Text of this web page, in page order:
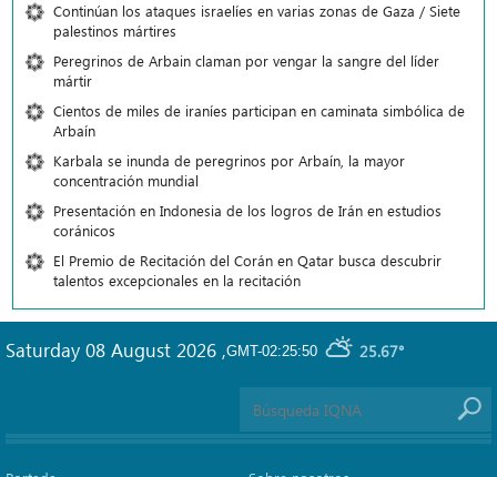
Continúan los ataques israelíes en varias zonas de Gaza / Siete
palestinos mártires
Peregrinos de Arbain claman por vengar la sangre del líder
mártir
Cientos de miles de iraníes participan en caminata simbólica de
Arbaín
Karbala se inunda de peregrinos por Arbaín, la mayor
concentración mundial
Presentación en Indonesia de los logros de Irán en estudios
coránicos
El Premio de Recitación del Corán en Qatar busca descubrir
talentos excepcionales en la recitación
GMT-02:25:50 25.67°
Saturday 08 August 2026 ,